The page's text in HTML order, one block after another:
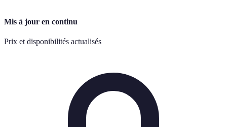
Mis à jour en continu
Prix et disponibilités actualisés